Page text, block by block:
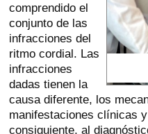
comprendido el
conjunto de las
infracciones del
ritmo cordial. Las
infracciones
dadas tienen la
causa diferente, los
manifestaciones clínicas
consiguiente, al